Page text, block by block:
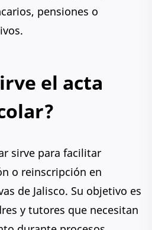
pensiones o
el acta
sirve para facilitar
o reinscripción en
de Jalisco. Su objetivo es
y tutores que necesitan